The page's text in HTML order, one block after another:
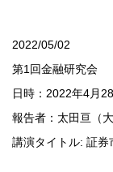
2022/05/02
第1回金融研究会
日時：2022年4月
報告者：太田亘（大
講演タイトル: 証券